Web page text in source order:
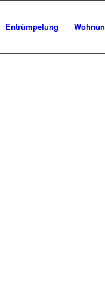
Entrümpelung